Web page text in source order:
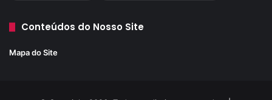
Conteúdos do Nosso Site
Mapa do Site